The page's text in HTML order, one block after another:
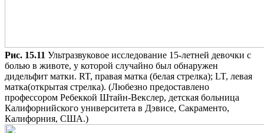
Рис. 15.11 Ультразвуковое исследование 15-летней девочки с
болью в животе, у которой случайно был обнаружен
дидельфит матки. RT, правая матка (белая стрелка); LT, левая
матка(открытая стрелка). (Любезно предоставлено
профессором Ребеккой Штайн-Векслер, детская больница
Калифорнийского университета в Дэвисе, Сакраменто,
Калифорния, США.)